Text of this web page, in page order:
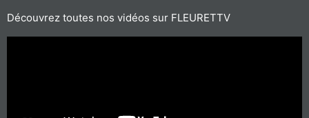
Découvrez toutes nos vidéos sur FLEURETTV